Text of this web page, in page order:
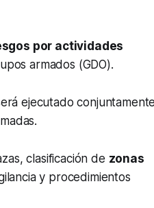
por actividades
armados (GDO).
ejecutado conjuntamente
clasificación de zonas
y procedimientos